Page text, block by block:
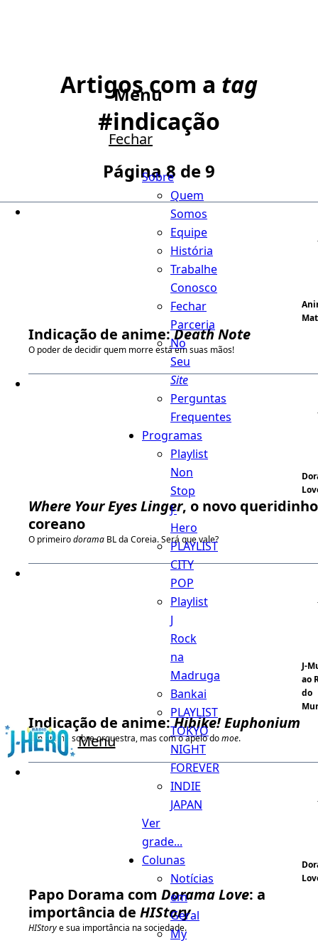
Menu
Menu
Fechar
Sobre
Quem
Somos
Equipe
História
Trabalhe
Conosco
Fechar
Parceria
No
Seu
Site
Perguntas
Frequentes
Programas
Playlist
Non
Stop
J-
Hero
PLAYLIST
CITY
POP
Playlist
J
Rock
na
Madruga
Bankai
PLAYLIST
TOKYO
NIGHT
FOREVER
INDIE
JAPAN
Ver
grade...
Colunas
Notícias
em
Geral
My
Artigos com a tag
#indicação
Página 8 de 9
Indicação de anime:Death Note
O poder de decidir quem morre está em suas mãos!
Where Your Eyes Linger, o novo queridinho
coreano
O primeirodorama BL da Coreia. Será que vale?
J-
ao
do
Indicação de anime:Hibike! Euphonium
Um anime sobre orquestra, mas com o apelo domoe.
Papo Dorama com Dorama Love: a
importância de HIStory
HIStorye sua importância na sociedade.